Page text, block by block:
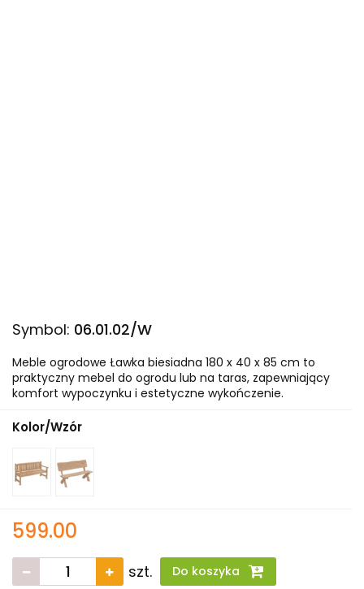
Symbol: 06.01.02/W
Meble ogrodowe Ławka biesiadna 180 x 40 x 85 cm to
praktyczny mebel do ogrodu lub na taras, zapewniający
komfort wypoczynku i estetyczne wykończenie.
Kolor/Wzór
599.00
szt. Do koszyka